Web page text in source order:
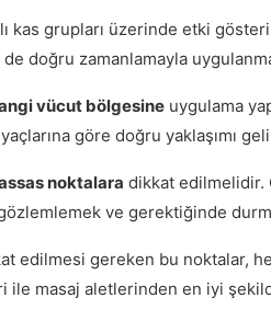
kas grupları üzerinde etki
doğru zamanlamayla
vücut bölgesine uygulama
göre doğru yaklaşımı
noktalara dikkat edilmelidir.
ve gerektiğinde
edilmesi gereken bu noktalar,
ile masaj aletlerinden en iyi